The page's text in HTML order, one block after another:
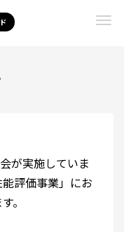
が実施していま
評価事業」にお
。